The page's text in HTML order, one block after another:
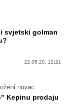
svjetski golman
22.05.20. 12:21
novac
Kepinu prodaju